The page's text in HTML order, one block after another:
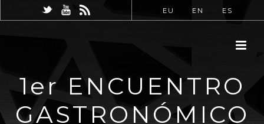
EU EN ES
1er ENCUENTRO
GASTRONÓMICO